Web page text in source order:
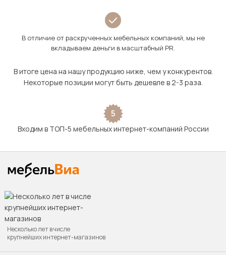
В отличие от раскрученных мебельных компаний, мы не
вкладываем деньги в масштабный PR.
В итоге цена на нашу продукцию ниже, чем у конкурентов.
Некоторые позиции могут быть дешевле в 2-3 раза.
5
Входим в ТОП-5 мебельных интернет-компаний России
Несколько лет в числе
крупнейших интернет-магазинов